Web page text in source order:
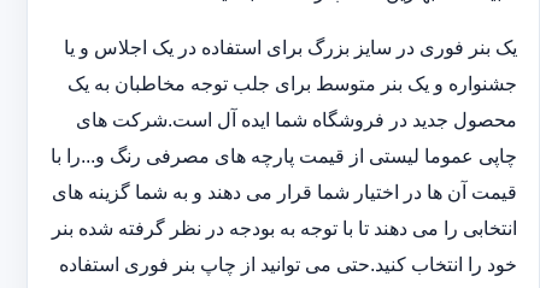
یک بنر فوری در سایز بزرگ برای استفاده در یک اجلاس و یا
جشنواره و یک بنر متوسط برای جلب توجه مخاطبان به یک
محصول جدید در فروشگاه شما ایده آل است.شرکت های
چاپی عموما لیستی از قیمت پارچه های مصرفی رنگ و...را با
قیمت آن ها در اختیار شما قرار می دهند و به شما گزینه های
انتخابی را می دهند تا با توجه به بودجه در نظر گرفته شده بنر
خود را انتخاب کنید.حتی می توانید از چاپ بنر فوری استفاده